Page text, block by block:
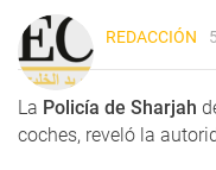
REDACCIÓN
La Policía de Sharjah
coches, reveló la